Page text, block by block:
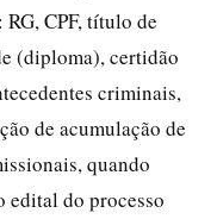
CPF, título de
(diploma), certidão
criminais,
de acumulação de
quando
edital do processo